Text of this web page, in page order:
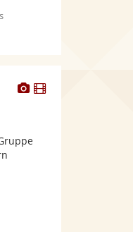
Dieser
bereit.
Dieser